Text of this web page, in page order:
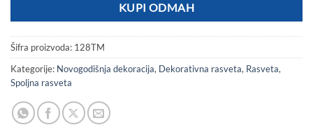
KUPI ODMAH
Šifra proizvoda: 128TM
Kategorije: Novogodišnja dekoracija, Dekorativna rasveta, Rasveta,
Spoljna rasveta